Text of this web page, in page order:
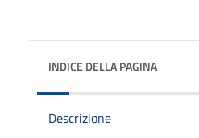
INDICE DELLA PAGINA
Descrizione